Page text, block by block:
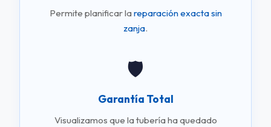
Permite planificar lareparación exacta sin
zanja.
🛡️
Garantía Total
Visualizamos que la tubería ha quedado